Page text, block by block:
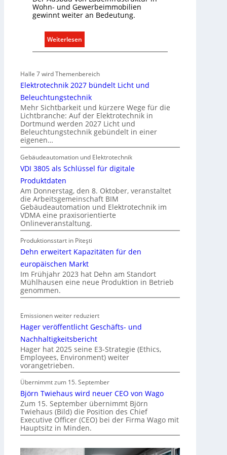
e
f
s
e
n
u
n
d
r
e
g
e
l
Wohn- und Gewerbeimmobilien
gewinnt weiter an Bedeutung.
Weiterlesen
A
b
u
d
e
r
E
l
e
t
r
o
m
o
b
i
l
i
t
i
n
d
e
r
m
m
o
b
i
l
Halle 7 wird Themenbereich
Elektrotechnik 2027 bündelt Licht und
Beleuchtungstechnik
Mehr Sichtbarkeit und kürzere Wege für die
Lichtbranche: Auf der Elektrotechnik in
Dortmund werden 2027 Licht und
Beleuchtungstechnik gebündelt in einer
eigenen…
Gebäudeautomation und Elektrotechnik
VDI 3805 als Schlüssel für digitale
Produktdaten
Am Donnerstag, den 8. Oktober, veranstaltet
die Arbeitsgemeinschaft BIM
Gebäudeautomation und Elektrotechnik im
VDMA eine praxisorientierte
Onlineveranstaltung.
Produktionsstart in Piteşti
Dehn erweitert Kapazitäten für den
europäischen Markt
Im Frühjahr 2023 hat Dehn am Standort
Mühlhausen eine neue Produktion in Betrieb
genommen.
Emissionen weiter reduziert
Hager veröffentlicht Geschäfts- und
Nachhaltigkeitsbericht
Hager hat 2025 seine E3-Strategie (Ethics,
Employees, Environment) weiter
vorangetrieben.
Übernimmt zum 15. September
Björn Twiehaus wird neuer CEO von Wago
Zum 15. September übernimmt Björn
Twiehaus (Bild) die Position des Chief
Executive Officer (CEO) bei der Firma Wago mit
Hauptsitz in Minden.